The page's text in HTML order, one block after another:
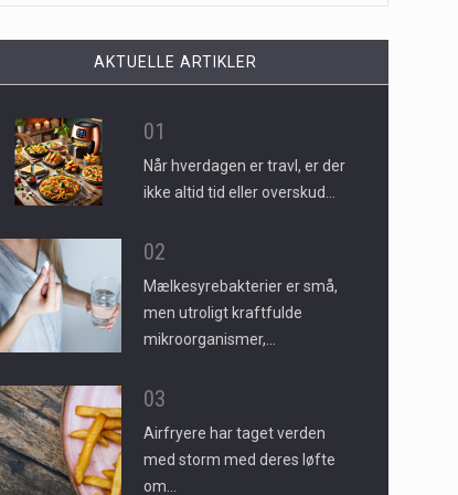
AKTUELLE ARTIKLER
01
Når hverdagen er travl, er der
ikke altid tid eller overskud…
02
Mælkesyrebakterier er små,
men utroligt kraftfulde
mikroorganismer,…
03
Airfryere har taget verden
med storm med deres løfte
om…